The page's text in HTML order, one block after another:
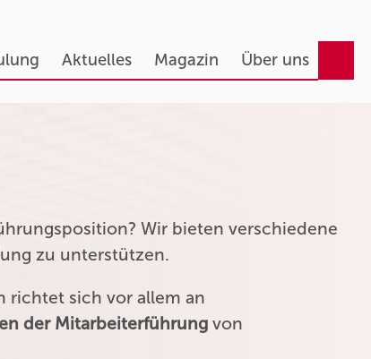
Aktuelles Magazin Über uns
Wir bieten verschiedene
zu unterstützen.
richtet sich vor allem an
der Mitarbeiterführung von